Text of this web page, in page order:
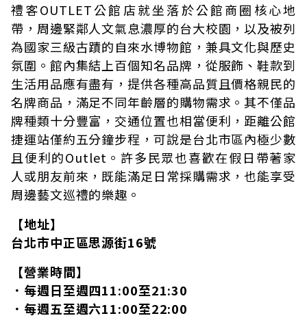
禮客OUTLET公館店就坐落於公館商圈核心地
帶，周邊緊鄰人文氣息濃厚的台大校園，以及被列
為國家三級古蹟的自來水博物館，兼具文化與歷史
氛圍。館內集結上百個知名品牌，從服飾、鞋款到
生活用品應有盡有，提供各種高品質且價格親民的
名牌商品，滿足不同年齡層的購物需求。其不僅品
牌種類十分豐富，交通位置也相當便利，距離公館
捷運站僅約五分鐘步程，可說是台北市區內極少數
且便利的Outlet。許多民眾也喜歡在假日帶著家
人或朋友前來，既能滿足日常採購需求，也能享受
周邊藝文巡禮的樂趣。
【地址】
台北市中正區思源街16號
【營業時間】
．每週日至週四11:00至21:30
．每週五至週六11:00至22:00